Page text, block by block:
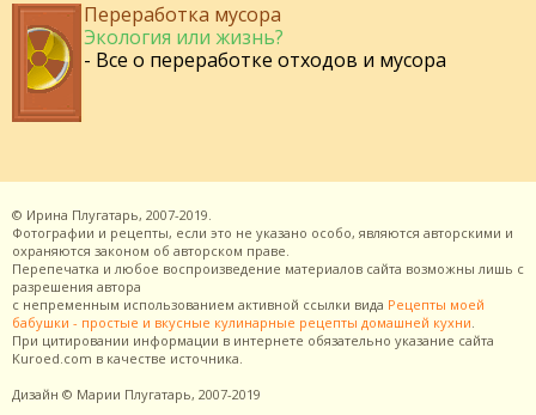
Переработка мусора
Экология или жизнь?
- Все о переработке отходов и мусора
© Ирина Плугатарь, 2007-2019.
Фотографии и рецепты, если это не указано особо, являются авторскими и
охраняются законом об авторском праве.
Перепечатка и любое воспроизведение материалов сайта возможны лишь с
разрешения автора
с непременным использованием активной ссылки вида Рецепты моей
бабушки - простые и вкусные кулинарные рецепты домашней кухни.
При цитировании информации в интернете обязательно указание сайта
Kuroed.com в качестве источника.
Дизайн © Марии Плугатарь, 2007-2019